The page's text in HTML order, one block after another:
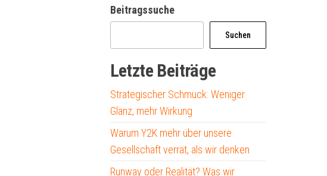
Beitragssuche
Suchen
Letzte Beiträge
Strategischer Schmuck: Weniger
Glanz, mehr Wirkung
Warum Y2K mehr über unsere
Gesellschaft verrät, als wir denken
Runway oder Realität? Was wir